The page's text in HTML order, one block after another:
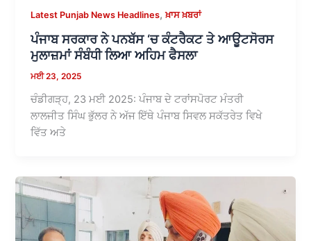
Latest Punjab News Headlines,ਖ਼ਾਸ ਖ਼ਬਰਾਂ
ਪੰਜਾਬ ਸਰਕਾਰ ਨੇ ਪਨਬੱਸ ‘ਚ ਕੰਟਰੈਕਟ ਤੇ ਆਊਟਸੋਰਸ
ਮੁਲਾਜ਼ਮਾਂ ਸੰਬੰਧੀ ਲਿਆ ਅਹਿਮ ਫੈਸਲਾ
ਮਈ 23, 2025
ਚੰਡੀਗੜ੍ਹ, 23 ਮਈ 2025: ਪੰਜਾਬ ਦੇ ਟਰਾਂਸਪੋਰਟ ਮੰਤਰੀ
ਲਾਲਜੀਤ ਸਿੰਘ ਭੁੱਲਰ ਨੇ ਅੱਜ ਇੱਥੇ ਪੰਜਾਬ ਸਿਵਲ ਸਕੱਤਰੇਤ ਵਿਖੇ
ਵਿੱਤ ਅਤੇ